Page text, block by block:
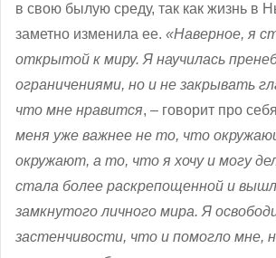
в свою былую среду, так как жизнь в
заметно изменила ее. «Наверное, я
открытой к миру. Я научилась
ограничениями, но и не закрывать
что мне нравится, – говорит про
меня уже важнее не то, что
окружают, а то, что я хочу и могу
стала более раскрепощенной и
замкнутого личного мира. Я
застенчивости, что и помогло мне,